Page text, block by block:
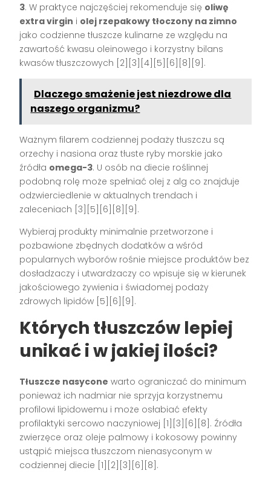
3. W praktyce najczęściej rekomenduje się oliwę
extra virgin i olej rzepakowy tłoczony na zimno
jako codzienne tłuszcze kulinarne ze względu na
zawartość kwasu oleinowego i korzystny bilans
kwasów tłuszczowych [2][3][4][5][6][8][9].
Dlaczego smażenie jest niezdrowe dla
naszego organizmu?
Ważnym filarem codziennej podaży tłuszczu są
orzechy i nasiona oraz tłuste ryby morskie jako
źródła omega-3. U osób na diecie roślinnej
podobną rolę może spełniać olej z alg co znajduje
odzwierciedlenie w aktualnych trendach i
zaleceniach [3][5][6][8][9].
Wybieraj produkty minimalnie przetworzone i
pozbawione zbędnych dodatków a wśród
popularnych wyborów rośnie miejsce produktów bez
dosładzaczy i utwardzaczy co wpisuje się w kierunek
jakościowego żywienia i świadomej podaży
zdrowych lipidów [5][6][9].
Których tłuszczów lepiej
unikać i w jakiej ilości?
Tłuszcze nasycone warto ograniczać do minimum
ponieważ ich nadmiar nie sprzyja korzystnemu
profilowi lipidowemu i może osłabiać efekty
profilaktyki sercowo naczyniowej [1][3][6][8]. Źródła
zwierzęce oraz oleje palmowy i kokosowy powinny
ustąpić miejsca tłuszczom nienasyconym w
codziennej diecie [1][2][3][6][8].